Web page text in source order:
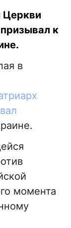
Церкви
к
в
момента